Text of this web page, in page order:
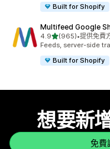
Built for Shopify
Multifeed Google
4.9滿分 5 顆星
(965)
共有 965 則評價
•提供免費
Feeds, server-side
Built for Shopify
想要新
免費